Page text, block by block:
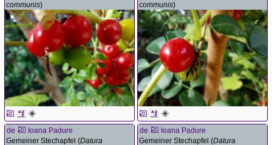
communis)
communis)
de
Ioana Padure
Gemeiner Stechapfel (Datura
de
Ioana Padure
Gemeiner Stechapfel (Datura